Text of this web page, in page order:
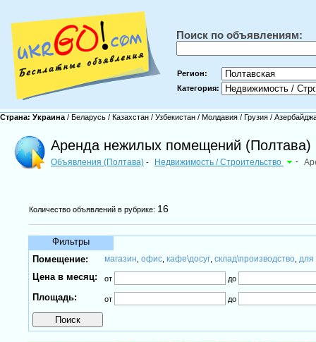
Поиск по объявлениям:
Регион:
Категория:
Страна: Украина / Беларусь / Казахстан / Узбекистан / Молдавия / Грузия /
Аренда нежилых помещений (Полтава)
Объявления (Полтава) - Недвижимость / Строительство -
Количество объявлений в рубрике: 16
Фильтры
Помещение:
магазин офис, кафе\досуг, склад\производство, для
Цена в месяц: от до
Площадь: от до